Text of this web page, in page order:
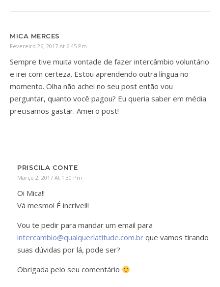
MICA MERCES
Fevereiro 26, 2017 At 6:45 Pm
Sempre tive muita vontade de fazer intercâmbio voluntário
e irei com certeza. Estou aprendendo outra língua no
momento. Olha não achei no seu post então vou
perguntar, quanto você pagou? Eu queria saber em média
precisamos gastar. Amei o post!
PRISCILA CONTE
Março 2, 2017 At 1:30 Pm
Oi Mica!!
Vá mesmo! É incrível!!
Vou te pedir para mandar um email para
intercambio@qualquerlatitude.com.br que vamos tirando
suas dúvidas por lá, pode ser?
Obrigada pelo seu comentário